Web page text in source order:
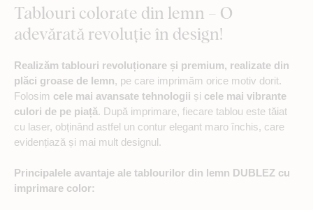
Tablouri colorate din lemn – O
adevărată revoluție în design!
Realizăm tablouri revoluționare și premium, realizate din
plăci groase de lemn, pe care imprimăm orice motiv dorit.
Folosim cele mai avansate tehnologii și cele mai vibrante
culori de pe piață. După imprimare, fiecare tablou este tăiat
cu laser, obținând astfel un contur elegant maro închis, care
evidențiază și mai mult designul.
Principalele avantaje ale tablourilor din lemn DUBLEZ cu
imprimare color: